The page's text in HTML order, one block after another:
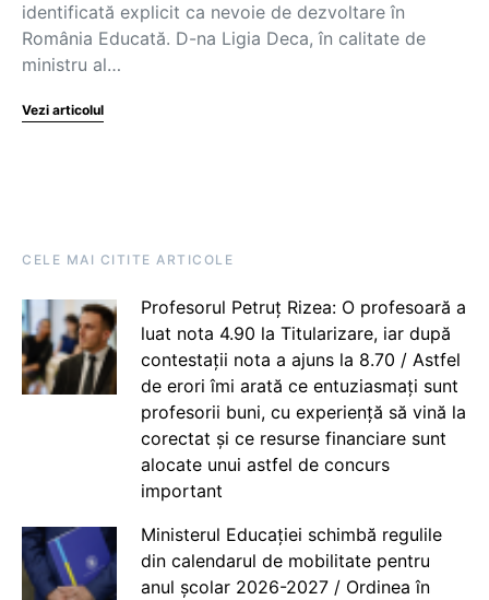
identificată explicit ca nevoie de dezvoltare în
România Educată. D-na Ligia Deca, în calitate de
ministru al…
Vezi articolul
CELE MAI CITITE ARTICOLE
Profesorul Petruț Rizea: O profesoară a
luat nota 4.90 la Titularizare, iar după
contestații nota a ajuns la 8.70 / Astfel
de erori îmi arată ce entuziasmați sunt
profesorii buni, cu experiență să vină la
corectat și ce resurse financiare sunt
alocate unui astfel de concurs
important
Ministerul Educației schimbă regulile
din calendarul de mobilitate pentru
anul școlar 2026-2027 / Ordinea în